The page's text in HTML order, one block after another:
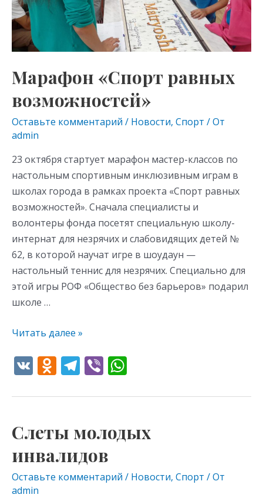
ki
Марафон «Спорт равных
возможностей»
Оставьте комментарий / Новости, Спорт / От
admin
23 октября стартует марафон мастер-классов по
настольным спортивным инклюзивным играм в
школах города в рамках проекта «Спорт равных
возможностей». Сначала специалисты и
волонтеры фонда посетят специальную школу-
интернат для незрячих и слабовидящих детей №
62, в которой научат игре в шоудаун —
настольный теннис для незрячих. Специально для
этой игры РОФ «Общество без барьеров» подарил
школе …
Читать далее »
V O
n
kl
as
s
T
e
a
m
Vi
er at
A
p
Слеты молодых
инвалидов
Оставьте комментарий / Новости, Спорт / От
admin
Слеты
молодых
инвалидов